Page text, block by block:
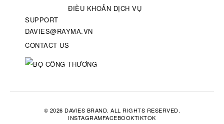
ĐIỀU KHOẢN DỊCH VỤ
SUPPORT
DAVIES@RAYMA.VN
CONTACT US
© 2026 DAVIES BRAND. ALL RIGHTS RESERVED.
INSTAGRAMFACEBOOKTIKTOK